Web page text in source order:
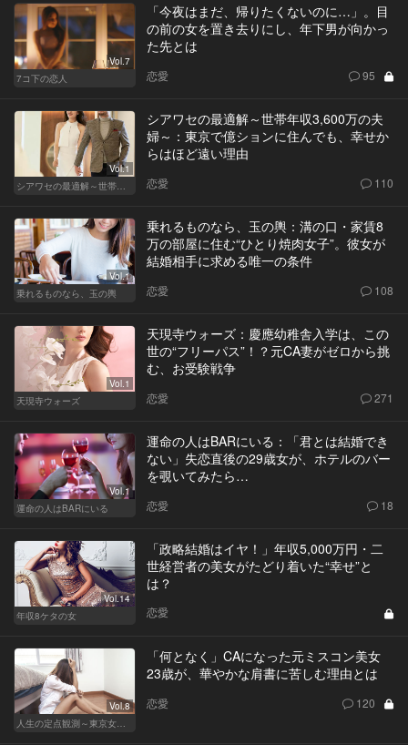
Vol.7
7コ下の恋人
「今夜はまだ、帰りたくないのに…」。目
の前の女を置き去りにし、年下男が向かっ
た先とは
恋愛 95
Vol.1
シアワセの最適解～世帯年収3,600万の夫
婦～：東京で億ションに住んでも、幸せか
らはほど遠い理由
恋愛 110
Vol.1
乗れるものなら、玉の輿
乗れるものなら、玉の輿：溝の口・家賃8
万の部屋に住む“ひとり焼肉女子”。彼女が
結婚相手に求める唯一の条件
恋愛 108
Vol.1
天現寺ウォーズ
天現寺ウォーズ：慶應幼稚舎入学は、この
世の“フリーパス”！？元CA妻がゼロから挑
む、お受験戦争
恋愛 271
Vol.1
運命の人はBARにいる
運命の人はBARにいる：「君とは結婚でき
ない」失恋直後の29歳女が、ホテルのバー
を覗いてみたら…
恋愛 18
Vol.14
年収8ケタの女
「政略結婚はイヤ！」年収5,000万円・二
世経営者の美女がたどり着いた“幸せ”と
は？
恋愛
Vol.8
「何となく」CAになった元ミスコン美女
23歳が、華やかな肩書に苦しむ理由とは
恋愛 120